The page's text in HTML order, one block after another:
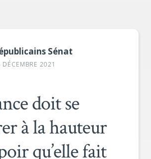
Catégories
Sénat
DÉCEMBRE 2021
doit se
à la hauteur
qu’elle fait